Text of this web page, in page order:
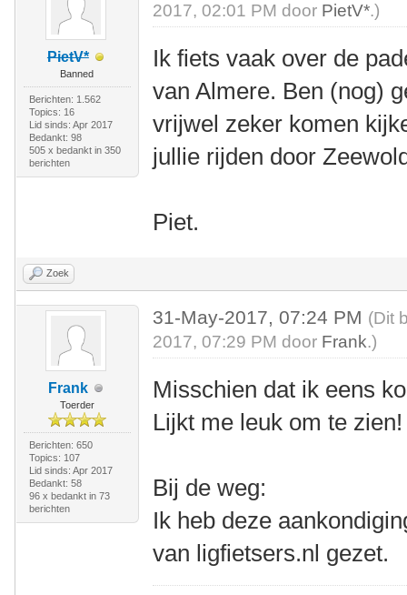
PietV*
Banned
Berichten: 1.562
Topics: 16
Lid sinds: Apr 2017
Bedankt: 98
505 x bedankt in 350
berichten
2017, 02:01 PM door PietV*.)
Ik fiets vaak over de
van Almere. Ben (nog)
vrijwel zeker komen
jullie rijden door
Piet.
Zoek
Frank
Toerder
Berichten: 650
Topics: 107
Lid sinds: Apr 2017
Bedankt: 58
96 x bedankt in 73
berichten
31-May-2017, 07:24 PM (Dit
2017, 07:29 PM door Frank.)
Misschien dat ik eens
Lijkt me leuk om te
Bij de weg:
Ik heb deze
van ligfietsers.nl gezet.